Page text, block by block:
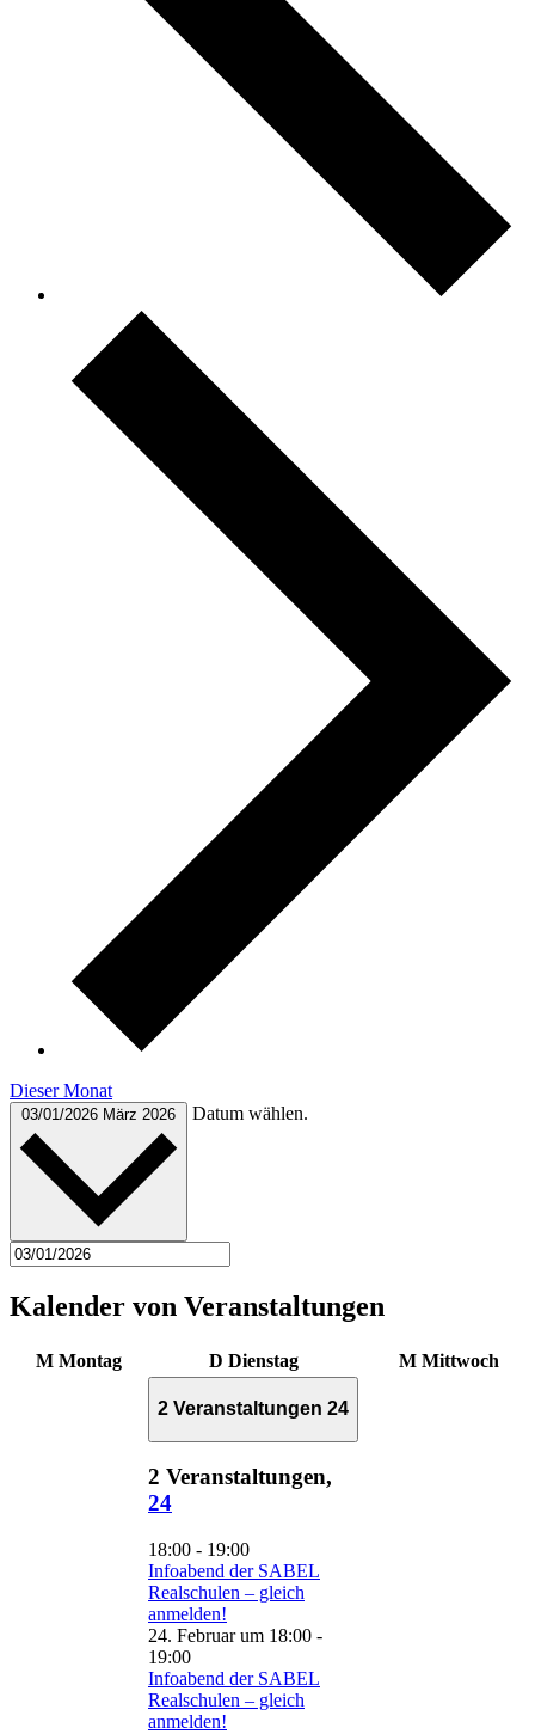
Dieser Monat
03/01/2026 März 2026 Datum wählen.
Kalender von Veranstaltungen
M Montag D Dienstag M Mittwoch
2 Veranstaltungen 24
2 Veranstaltungen,
24
18:00 - 19:00
Infoabend der SABEL
Realschulen – gleich
anmelden!
24. Februar um 18:00 -
19:00
Infoabend der SABEL
Realschulen – gleich
anmelden!